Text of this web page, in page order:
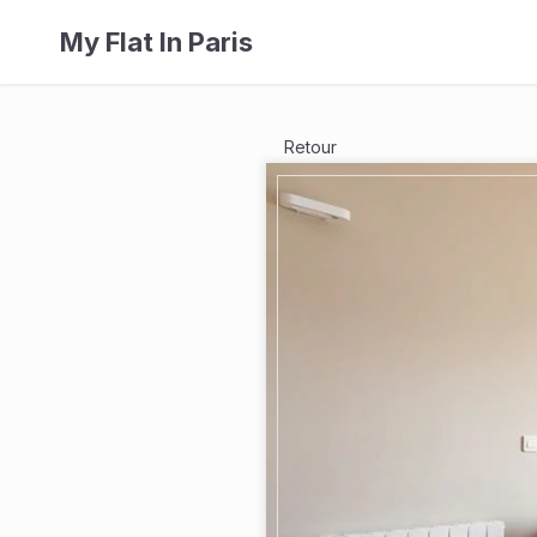
My Flat In Paris
Retour